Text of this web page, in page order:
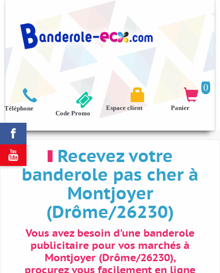



Téléphone
0

Panier

Espace client
Code Promo
Recevez votre
banderole pas cher à
Montjoyer
(Drôme/26230)
Vous avez besoin d'une banderole
publicitaire pour vos marchés à
Montjoyer (Drôme/26230),
procurez vous facilement en ligne